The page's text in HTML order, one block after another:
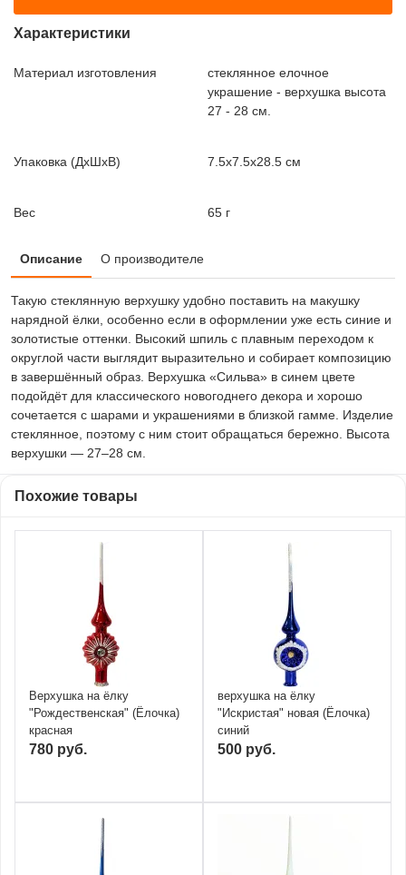
Характеристики
Материал изготовления
стеклянное елочное
украшение - верхушка высота
27 - 28 см.
Упаковка (ДxШxВ) 7.5x7.5x28.5 см
Вес 65 г
Описание О производителе
Такую стеклянную верхушку удобно поставить на макушку
нарядной ёлки, особенно если в оформлении уже есть синие и
золотистые оттенки. Высокий шпиль с плавным переходом к
округлой части выглядит выразительно и собирает композицию
в завершённый образ. Верхушка «Сильва» в синем цвете
подойдёт для классического новогоднего декора и хорошо
сочетается с шарами и украшениями в близкой гамме. Изделие
стеклянное, поэтому с ним стоит обращаться бережно. Высота
верхушки — 27–28 см.
Похожие товары
Верхушка на ёлку
"Рождественская" (Ёлочка)
красная
780 руб.
верхушка на ёлку
"Искристая" новая (Ёлочка)
синий
500 руб.